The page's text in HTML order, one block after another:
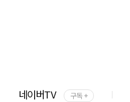
네이버TV 구독 +